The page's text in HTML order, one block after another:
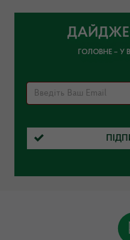
ГОЛОВНЕ – У